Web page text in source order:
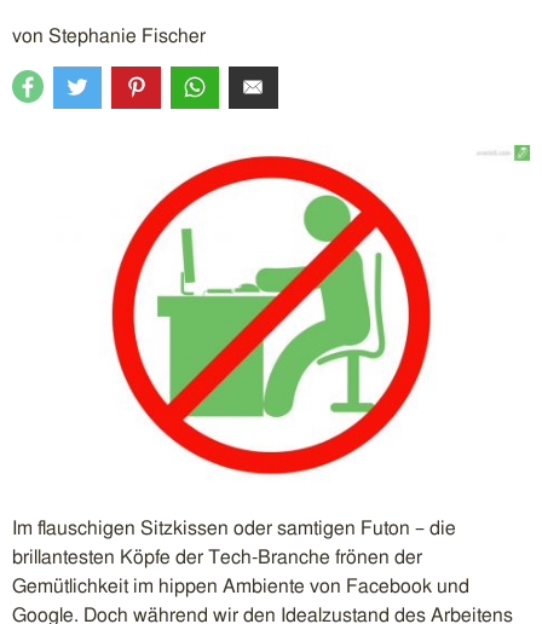
von Stephanie Fischer
Im flauschigen Sitzkissen oder samtigen Futon – die
brillantesten Köpfe der Tech-Branche frönen der
Gemütlichkeit im hippen Ambiente von Facebook und
Google. Doch während wir den Idealzustand des Arbeitens